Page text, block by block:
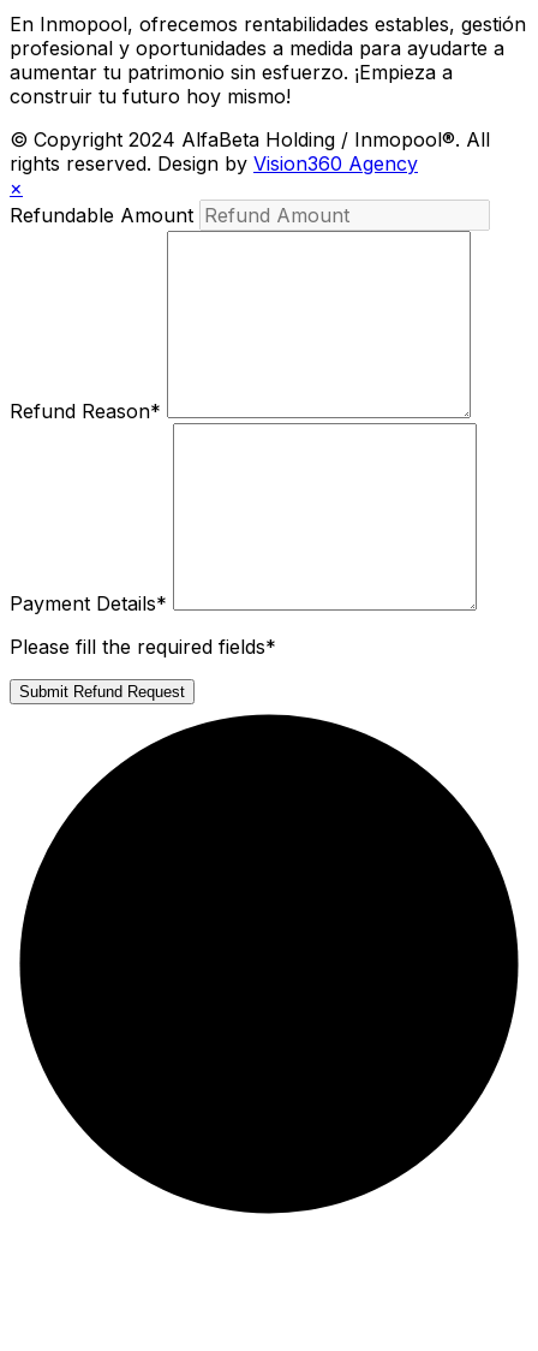
En Inmopool, ofrecemos rentabilidades estables, gestión
profesional y oportunidades a medida para ayudarte a
aumentar tu patrimonio sin esfuerzo. ¡Empieza a
construir tu futuro hoy mismo!
© Copyright 2024 AlfaBeta Holding / Inmopool®. All
rights reserved. Design by Vision360 Agency
×
Refundable Amount
Refund Reason*
Payment Details*
Please fill the required fields*
Submit Refund Request